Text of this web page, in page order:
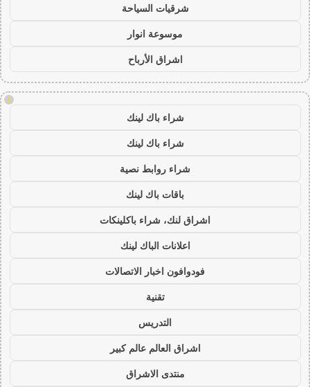
شرقيات السياحة
موسوعة انوار
اشراق الأرباح
!
شراء باك لينك
شراء باك لينك
شراء روابط نصية
باقات باك لينك
اشراق لنك، شراء باكلينكات
اعلانات الباك لينك
فودوافون اخبار الاتصالات
تقنية
التدريس
اشراق العالم عالم كبير
منتدى الاشراق